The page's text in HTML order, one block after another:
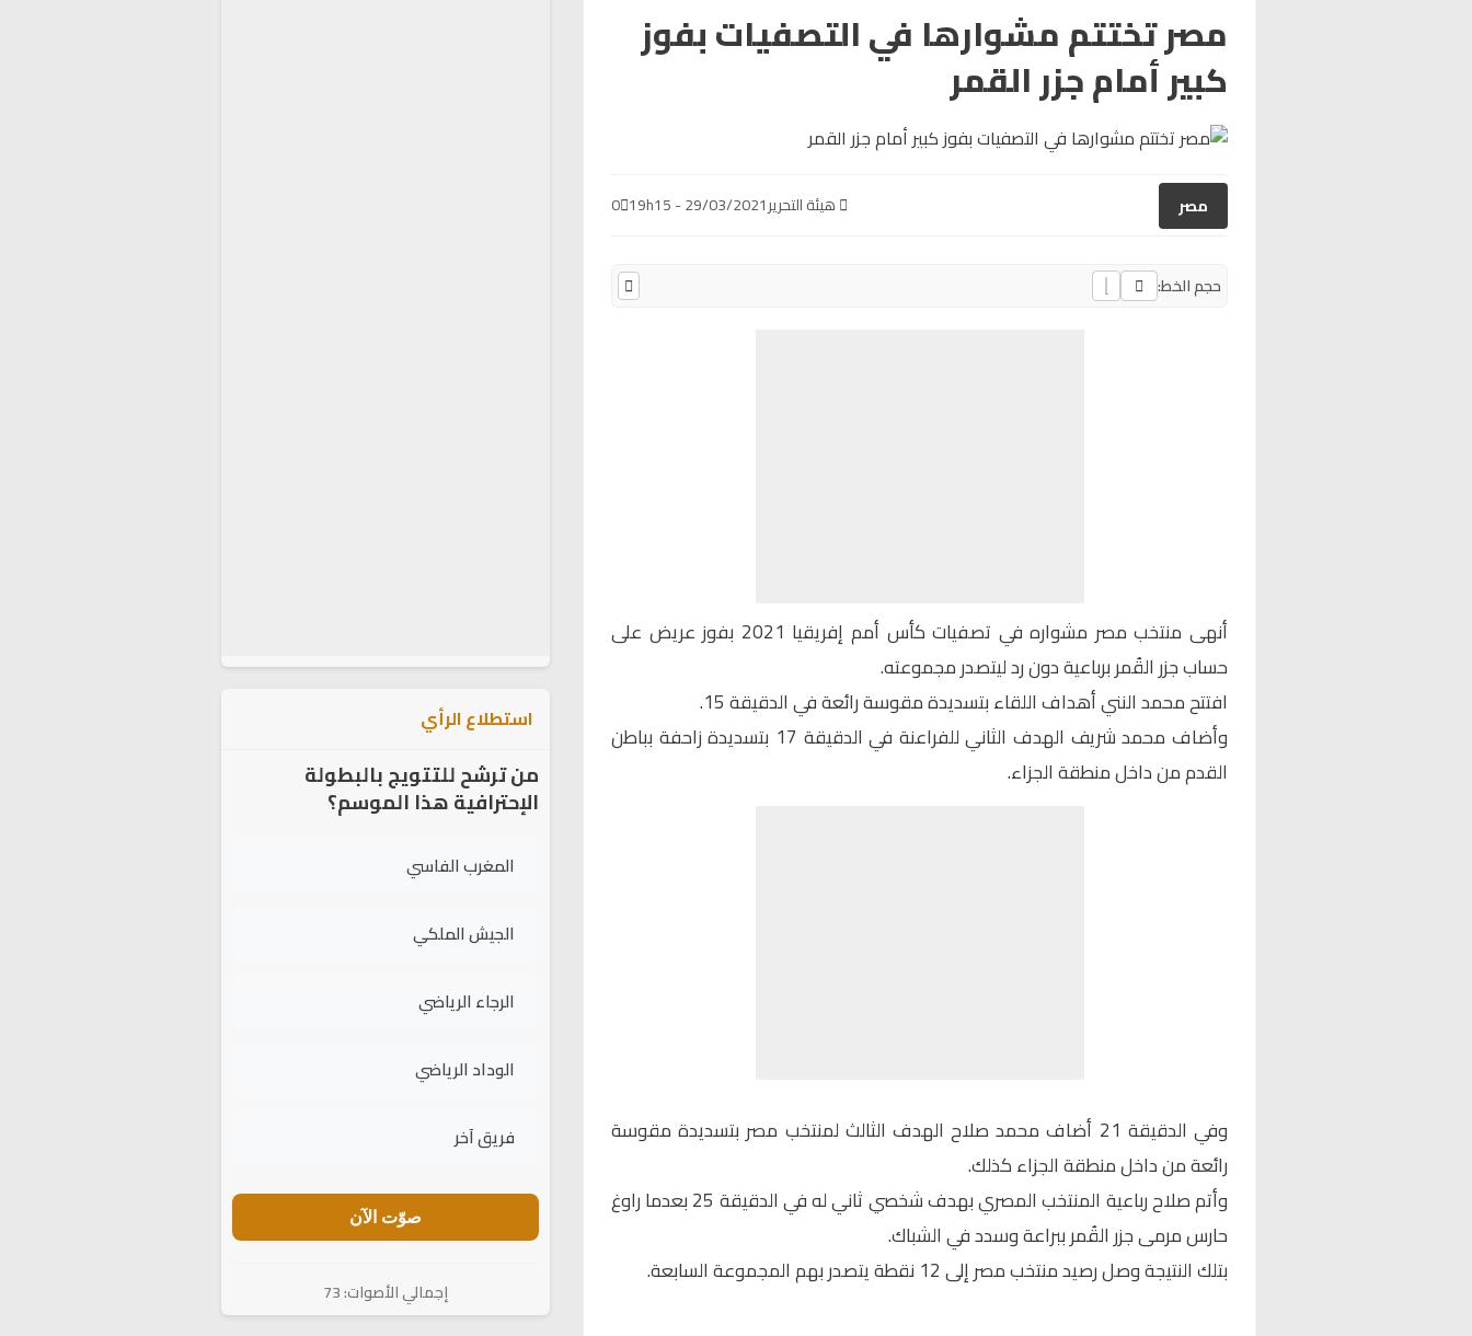
مصر تختتم مشوارها في التصفيات بفوز
كبير أمام جزر القمر
مصر هيئة التحرير29/03/2021 - 19h15
0
حجم الخط:
أنهى منتخب مصر مشواره في تصفيات كأس أمم إفريقيا 2021 بفوز عريض على
حساب جزر القُمر برباعية دون رد ليتصدر مجموعته.
افتتح محمد النني أهداف اللقاء بتسديدة مقوسة رائعة في الدقيقة 15.
وأضاف محمد شريف الهدف الثاني للفراعنة في الدقيقة 17 بتسديدة زاحفة بباطن
القدم من داخل منطقة الجزاء.
وفي الدقيقة 21 أضاف محمد صلاح الهدف الثالث لمنتخب مصر بتسديدة مقوسة
رائعة من داخل منطقة الجزاء كذلك.
وأتم صلاح رباعية المنتخب المصري بهدف شخصي ثاني له في الدقيقة 25 بعدما راوغ
حارس مرمى جزر القُمر ببراعة وسدد في الشباك.
بتلك النتيجة وصل رصيد منتخب مصر إلى 12 نقطة يتصدر بهم المجموعة السابعة.
استطلاع الرأي
من ترشح للتتويج بالبطولة
الإحترافية هذا الموسم؟
المغرب الفاسي
الجيش الملكي
الرجاء الرياضي
الوداد الرياضي
فريق آخر
صوّت الآن
إجمالي الأصوات: 73